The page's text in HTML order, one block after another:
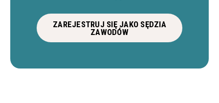
ZAREJESTRUJ SIĘ JAKO SĘDZIA
ZAWODÓW